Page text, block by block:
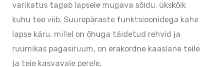
varikatus tagab lapsele mugava sõidu, ükskõik
kuhu tee viib. Suurepäraste funktsioonidega kahe
lapse käru, millel on õhuga täidetud rehvid ja
ruumikas pagasiruum, on erakordne kaaslane teile
ja teie kasvavale perele.